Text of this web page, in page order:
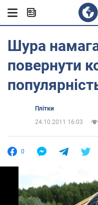
Шура
повернути
Плітки
24.10.2011 16:03
0